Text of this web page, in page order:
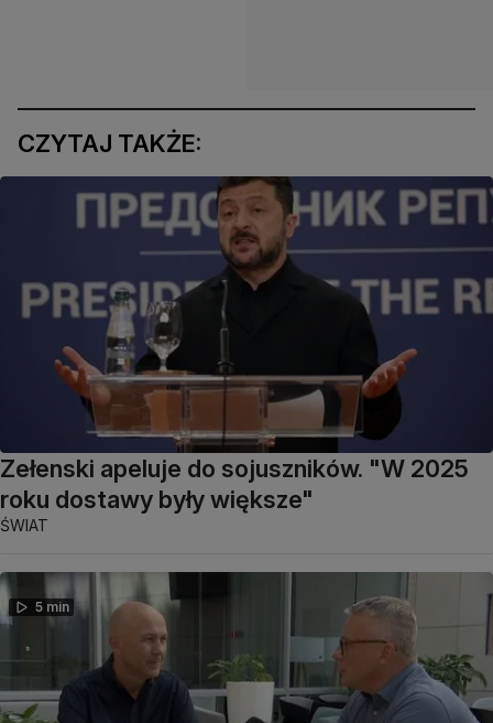
CZYTAJ TAKŻE:
Zełenski apeluje do sojuszników. "W 2025
roku dostawy były większe"
ŚWIAT
5 min